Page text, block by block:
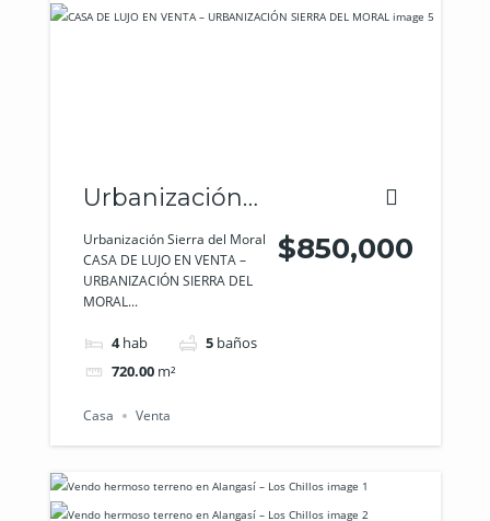
Urbanización
Sierra del
Moral
Urbanización Sierra del Moral
CASA DE LUJO EN VENTA –
URBANIZACIÓN SIERRA DEL
MORAL...
4 hab 5 baños
720.00 m²
$850,000
Casa Venta